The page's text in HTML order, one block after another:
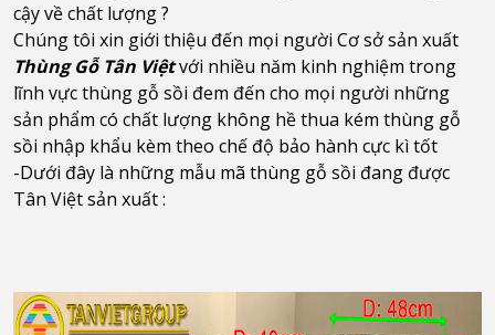
cậy về chất lượng ?
Chúng tôi xin giới thiệu đến mọi người Cơ sở sản xuất
Thùng Gỗ Tân Việtvới nhiều năm kinh nghiệm trong
lĩnh vực thùng gỗ sồi đem đến cho mọi người những
sản phẩm có chất lượng không hề thua kém thùng gỗ
sồi nhập khẩu kèm theo chế độ bảo hành cực kì tốt
-Dưới đây là những mẫu mã thùng gỗ sồi đang được
Tân Việt sản xuất :